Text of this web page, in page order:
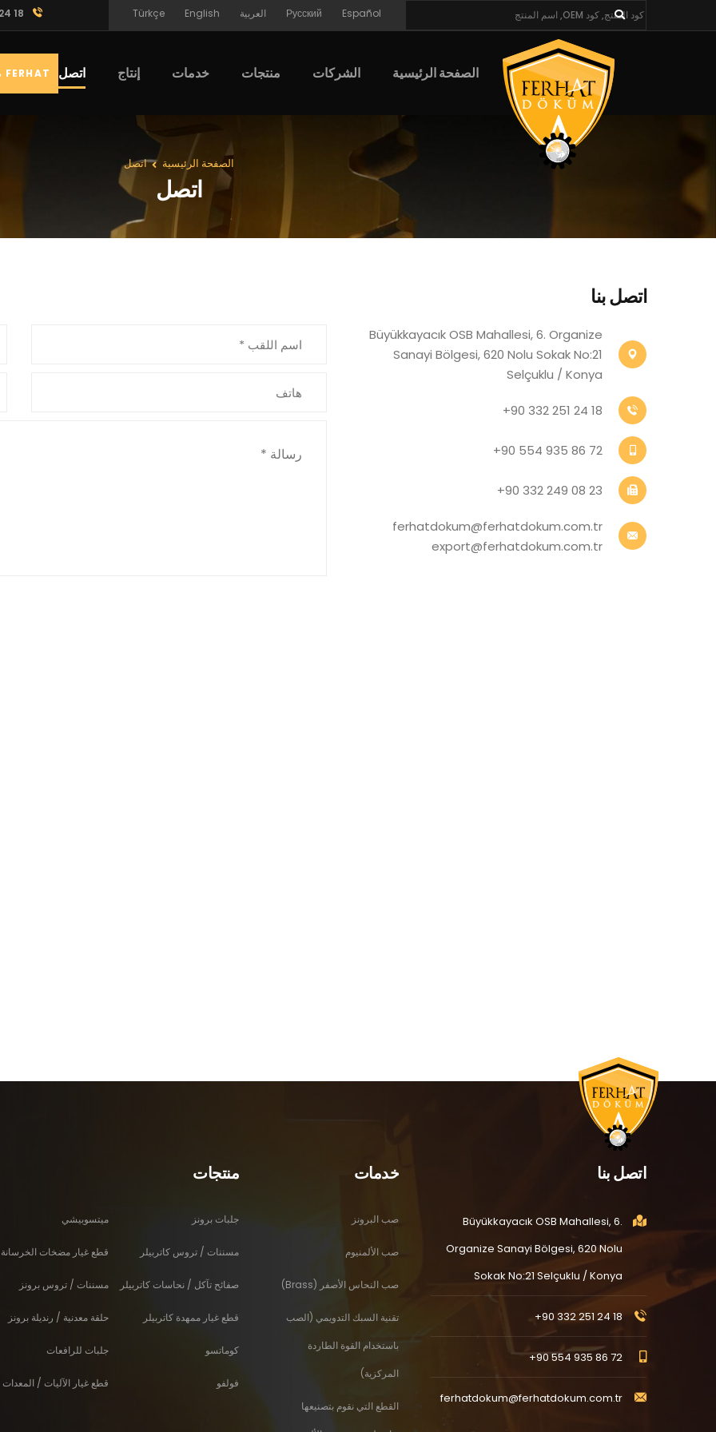
18 Türkçe English العربية Русский Español
الصفحة الرئيسية الشركات منتجات خدمات إنتاج اتصل FERHAT محل
الصفحة الرئيسية اتصل
اتصل
اتصل بنا
Büyükkayacık OSB Mahallesi, 6. Organize
Sanayi Bölgesi, 620 Nolu Sokak No:21
Selçuklu / Konya
+90 332 251 24 18
+90 554 935 86 72
+90 332 249 08 23
ferhatdokum@ferhatdokum.com.tr
export@ferhatdokum.com.tr
اتصل بنا
Büyükkayacık OSB Mahallesi, 6.
Organize Sanayi Bölgesi, 620 Nolu
Sokak No:21 Selçuklu / Konya
+90 332 251 24 18
+90 554 935 86 72
ferhatdokum@ferhatdokum.com.tr
خدمات
صب البرونز
صب الألمنيوم
صب النحاس الأصفر (Brass)
تقنية السبك التدويمي (الصب
باستخدام القوة الطاردة
المركزية)
القطع التي نقوم بتصنيعها
منتجات
جلبات برونز
مسننات / تروس كاتربيلر
صفائح تآكل / نحاسات كاتربيلر
قطع غيار ممهدة كاتربيلر
كوماتسو
فولفو
ميتسوبيشي
قطع غيار مضخات
مسننات / تروس برونز
حلقة معدنية / رنديلة برونز
جلبات للرافعات
قطع غيار الآليات / المعدات